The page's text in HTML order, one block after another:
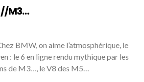
//M3…
BMW, on aime l’atmosphérique, le
: le 6 en ligne rendu mythique par les
de M3…, le V8 des M5…